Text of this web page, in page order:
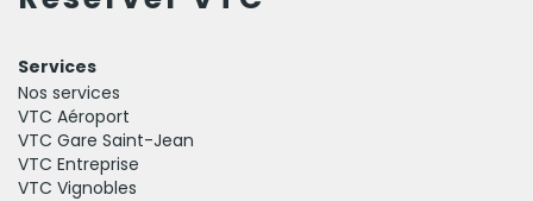
Services
Nos services
VTC Aéroport
VTC Gare Saint-Jean
VTC Entreprise
VTC Vignobles